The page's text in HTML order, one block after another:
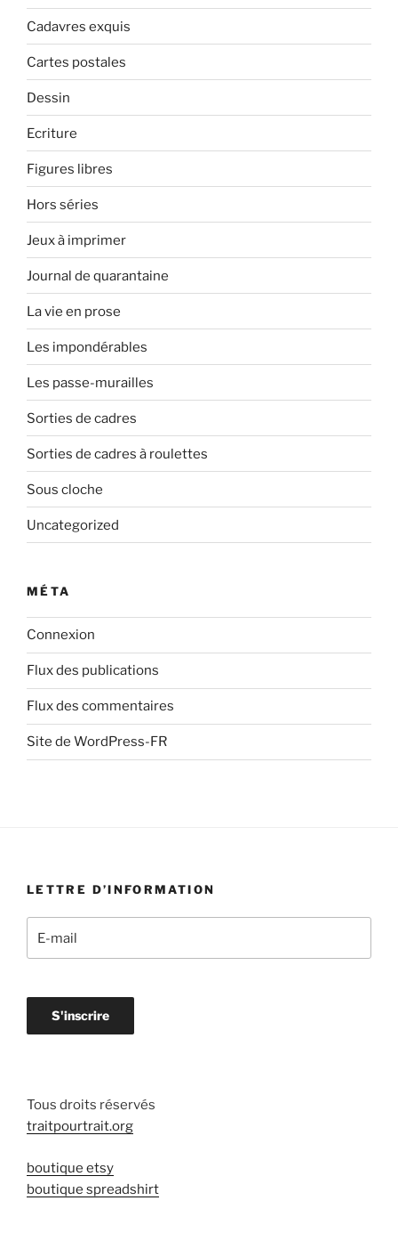
Cadavres exquis
Cartes postales
Dessin
Ecriture
Figures libres
Hors séries
Jeux à imprimer
Journal de quarantaine
La vie en prose
Les impondérables
Les passe-murailles
Sorties de cadres
Sorties de cadres à roulettes
Sous cloche
Uncategorized
MÉTA
Connexion
Flux des publications
Flux des commentaires
Site de WordPress-FR
LETTRE D’INFORMATION
Tous droits réservés
traitpourtrait.org
boutique etsy
boutique spreadshirt